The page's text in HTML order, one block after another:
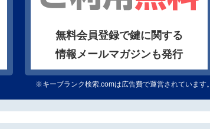
無料会員登録で鍵に関する
情報メールマガジンも発行
※キーブランク検索.comは広告費で運営されています。